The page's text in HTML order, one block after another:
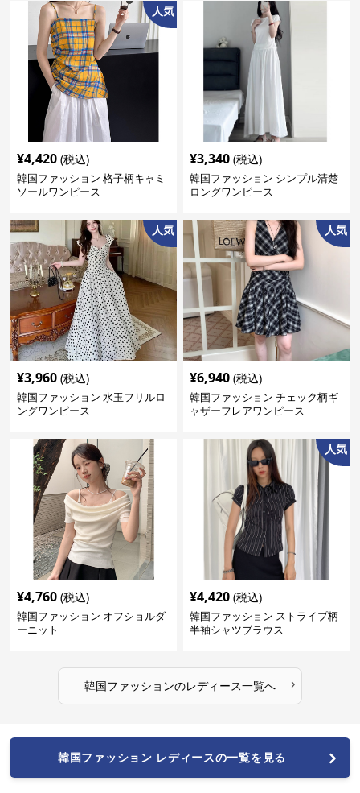
人気
¥4,420 (税込)
韓国ファッション 格子柄キャミ
ソールワンピース
¥3,340 (税込)
韓国ファッション シンプル清楚
ロングワンピース
人気
¥3,960 (税込)
韓国ファッション 水玉フリルロ
ングワンピース
人気
¥6,940 (税込)
韓国ファッション チェック柄ギ
ャザーフレアワンピース
¥4,760 (税込)
韓国ファッション オフショルダ
ーニット
人気
¥4,420 (税込)
韓国ファッション ストライプ柄
半袖シャツブラウス
韓国ファッションのレディース一覧へ ›
韓国ファッション レディースの一覧を見る